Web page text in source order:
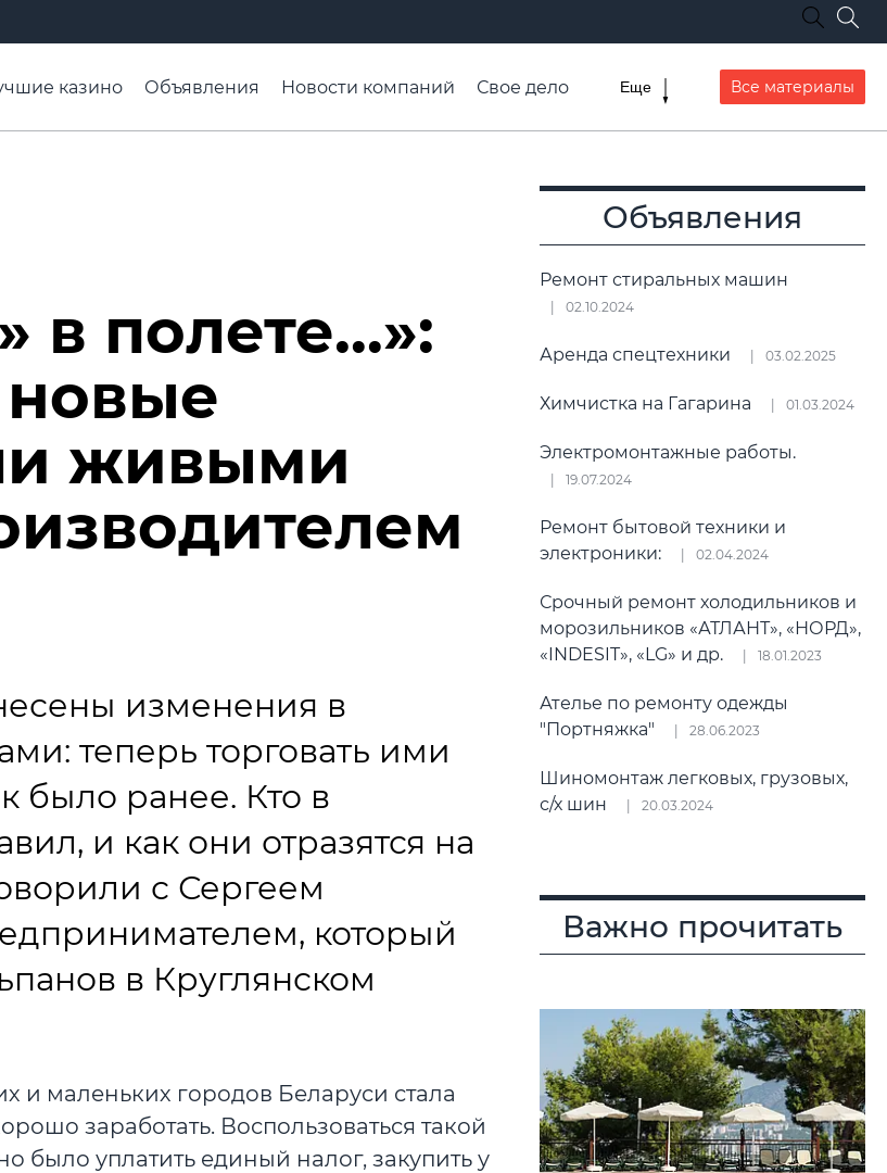
казино Объявления Новости компаний
Свое дело
Еще Все материалы
в полете…»:
живыми
изменения в
теперь торговать ими
было ранее. Кто в
и как они отразятся на
с Сергеем
который
в Круглянском
маленьких городов Беларуси стала
заработать. Воспользоваться такой
уплатить единый налог, закупить у
Объявления
Ремонт стиральных машин
02.10.2024
Аренда спецтехники 03.02.2025
Химчистка на Гагарина 01.03.2024
Электромонтажные работы.
19.07.2024
Ремонт бытовой техники и
электроники:
02.04.2024
Срочный ремонт холодильников и
морозильников «АТЛАНТ», «НОРД»,
«INDESIT», «LG» и др.
18.01.2023
Ателье по ремонту одежды
"Портняжка"
28.06.2023
Шиномонтаж легковых, грузовых,
с/х шин
20.03.2024
Важно прочитать